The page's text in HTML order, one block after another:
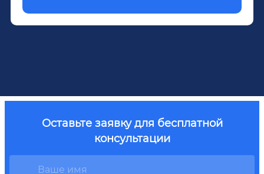
Оставьте заявку для бесплатной
консультации